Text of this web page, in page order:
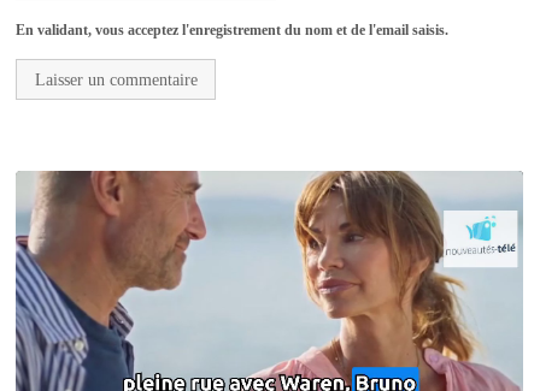
En validant, vous acceptez l'enregistrement du nom et de l'email saisis.